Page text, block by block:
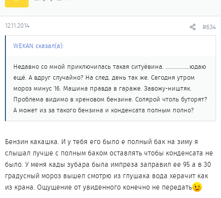
12.11.2014 #634
WEKAN сказал(а):
Недавно со мной приключилась такая ситуёвина. ................юдаю
ещё. А вдруг случайно? На след. день так же. Сегодня утром
мороз минус 16. Машина правда в гараже. Завожу-ништяк.
Проблема видимо в хреновом бензине. Солярой чтоль буторят?
А может из за такого бензина и конденсата полным полно?
Бензин какашка. И у тебя его было е полный бак на зиму я
слышал лучше с полным баком оставлять чтобы конденсата не
было. У меня кады зубара была импреза заправил ее 95 а в 30
градусный мороз вышел смотрю из глушака вода херачит как
из крана. Ощущение от увиденного конечно не передать